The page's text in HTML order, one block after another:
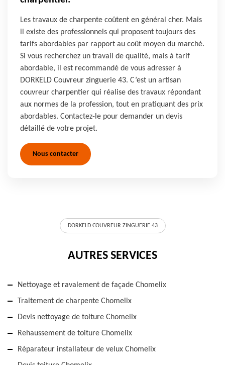
Les travaux de charpente coûtent en général cher. Mais
il existe des professionnels qui proposent toujours des
tarifs abordables par rapport au coût moyen du marché.
Si vous recherchez un travail de qualité, mais à tarif
abordable, il est recommandé de vous adresser à
DORKELD Couvreur zinguerie 43. C’est un artisan
couvreur charpentier qui réalise des travaux répondant
aux normes de la profession, tout en pratiquant des prix
abordables. Contactez-le pour demander un devis
détaillé de votre projet.
Nous contacter
DORKELD COUVREUR ZINGUERIE 43
AUTRES SERVICES
Nettoyage et ravalement de façade Chomelix
Traitement de charpente Chomelix
Devis nettoyage de toiture Chomelix
Rehaussement de toiture Chomelix
Réparateur installateur de velux Chomelix